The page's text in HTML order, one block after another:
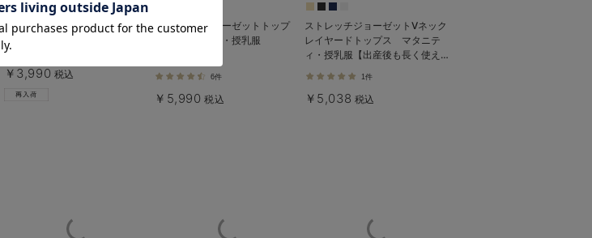
コットン100%ポケット付きチュ
乳服【出産後も長く使える】
￥3,990 税込
ストレッチジョーゼットトップ
ス マタニティ・授乳服
6件
￥5,990 税込
ストレッチジョーゼットVネック
レイヤードトップス マタニテ
ィ・授乳服【出産後も長く使え
1件
￥5,038 税込